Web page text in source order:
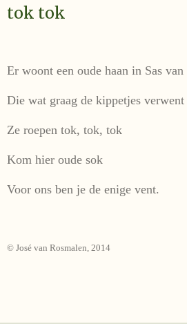
tok tok
Er woont een oude haan in Sas van
Die wat graag de kippetjes verwent
Ze roepen tok, tok, tok
Kom hier oude sok
Voor ons ben je de enige vent.
© José van Rosmalen, 2014